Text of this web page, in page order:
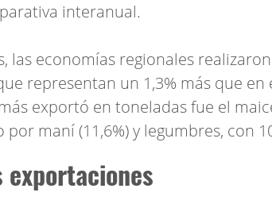
interanual.
las economías regionales
representan un 1,3% más que
exportó en toneladas fue el
por maní (11,6%) y legumbres, con
exportaciones